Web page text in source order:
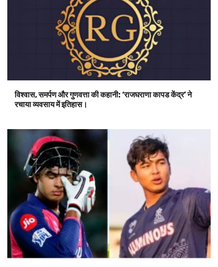
विश्वास, समर्पण और गुणवत्ता की कहानी: ‘राजघराणा कापड केंद्र’ ने
रचाया व्यवसाय में इतिहास।